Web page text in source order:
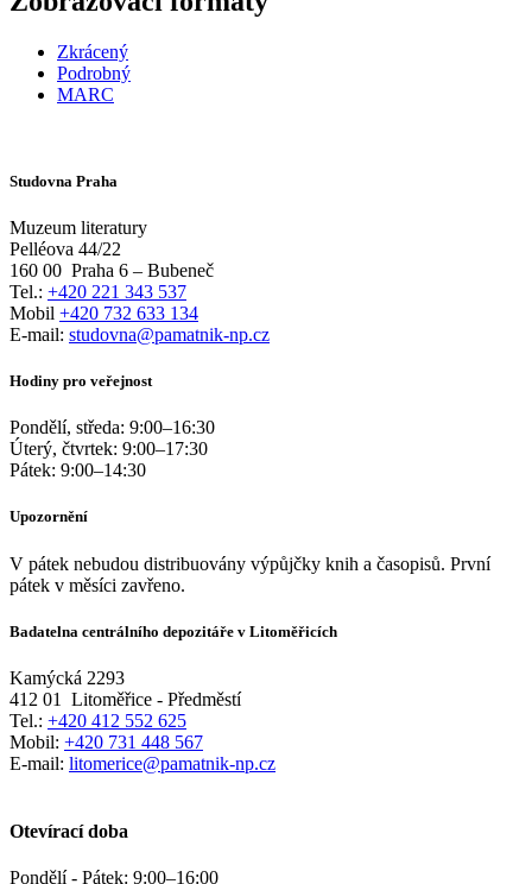
Zkrácený
Podrobný
MARC
Studovna Praha
Muzeum literatury
Pelléova 44/22
160 00 Praha 6 – Bubeneč
Tel.: +420 221 343 537
Mobil +420 732 633 134
E-mail: studovna@pamatnik-np.cz
Hodiny pro veřejnost
Pondělí, středa: 9:00–16:30
Úterý, čtvrtek: 9:00–17:30
Pátek: 9:00–14:30
Upozornění
V pátek nebudou distribuovány výpůjčky knih a časopisů. První
pátek v měsíci zavřeno.
Badatelna centrálního depozitáře v Litoměřicích
Kamýcká 2293
412 01
Litoměřice - Předměstí
Tel.: +420 412 552 625
Mobil: +420 731 448 567
E-mail: litomerice@pamatnik-np.cz
Otevírací doba
Pondělí - Pátek: 9:00–16:00